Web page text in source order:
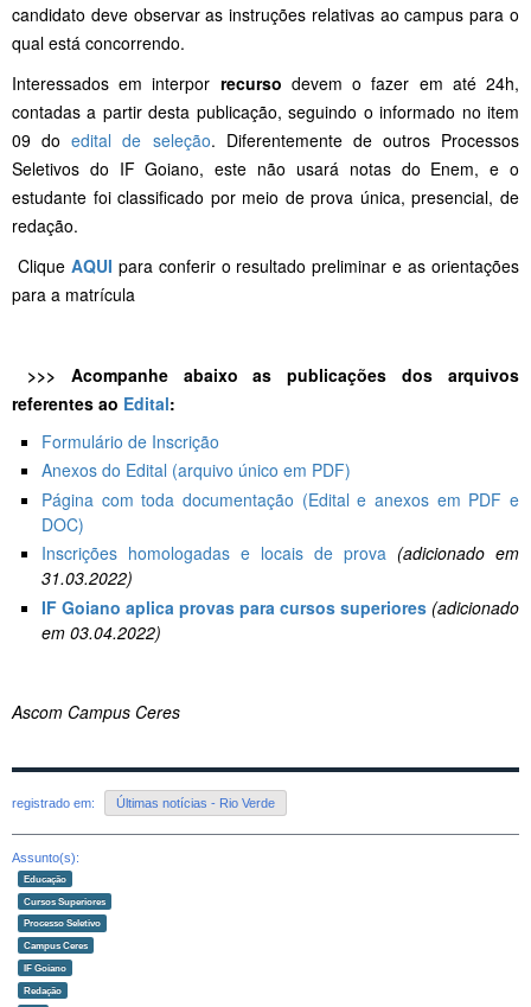
candidato deve observar as instruções relativas ao campus para o
qual está concorrendo.
Interessados em interpor recurso devem o fazer em até 24h,
contadas a partir desta publicação, seguindo o informado no item
09 doedital de seleção. Diferentemente de outros Processos
Seletivos do IF Goiano, este não usará notas do Enem, e o
estudante foi classificado por meio de prova única, presencial, de
redação.
Clique AQUI para conferir o resultado preliminar e as orientações
para a matrícula
>>> Acompanhe abaixo as publicações dos arquivos
referentes ao Edital:
Formulário de Inscrição
Anexos do Edital (arquivo único em PDF)
Página com toda documentação (Edital e anexos em PDF e
DOC)
Inscrições homologadas e locais de prova (adicionado em
31.03.2022)
IF Goiano aplica provas para cursos superiores (adicionado
em 03.04.2022)
Ascom Campus Ceres
registrado em: Últimas notícias - Rio Verde
Assunto(s):
Educação
Cursos Superiores
Processo Seletivo
Campus Ceres
IF Goiano
Redação